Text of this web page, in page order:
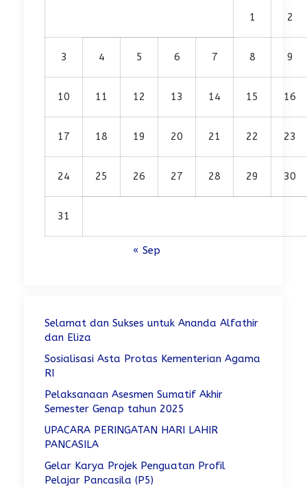
1 2
3 4 5 6 7 8 9
10 11 12 13 14 15 16
17 18 19 20 21 22 23
24 25 26 27 28 29 30
31
« Sep
Selamat dan Sukses untuk Ananda Alfathir
dan Eliza
Sosialisasi Asta Protas Kementerian Agama
RI
Pelaksanaan Asesmen Sumatif Akhir
Semester Genap tahun 2025
UPACARA PERINGATAN HARI LAHIR
PANCASILA
Gelar Karya Projek Penguatan Profil
Pelajar Pancasila (P5)